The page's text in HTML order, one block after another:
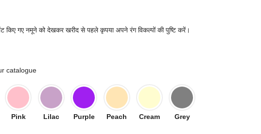
किए गए नमूने को देखकर खरीद से पहले कृपया अपने रंग विकल्पों की पुष्टि करें।
catalogue
Pink Lilac Purple Peach Cream Grey